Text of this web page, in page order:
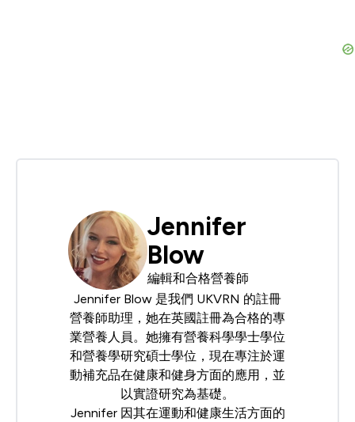
Jennifer
Blow
編輯和合格營養師
Jennifer Blow 是我們 UKVRN 的註冊
營養師助理，她在英國註冊為合格的專
業營養人員。她擁有營養科學學士學位
和營養學研究碩士學位，現在專注於運
動補充品在健康和健身方面的應用，並
以實證研究為基礎。
Jennifer 因其在運動和健康生活方面的